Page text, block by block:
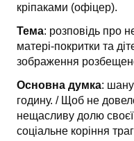
кріпаками (офіцер).
Тема: розповідь про
матері-покритки та
зображення
Основна думка:
годину. / Щоб не
нещасливу долю своєї
соціальне коріння